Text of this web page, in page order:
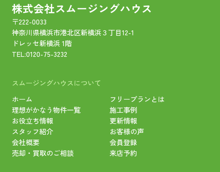
株式会社スムージングハウス
〒222-0033
神奈川県横浜市港北区新横浜３丁目12-1
ドレッセ新横浜 1階
TEL:0120-75-3232
スムージングハウスについて
ホーム
フリープランとは
理想がかなう物件一覧
施工事例
お役立ち情報
更新情報
スタッフ紹介
お客様の声
会社概要
会員登録
売却・買取のご相談
来店予約